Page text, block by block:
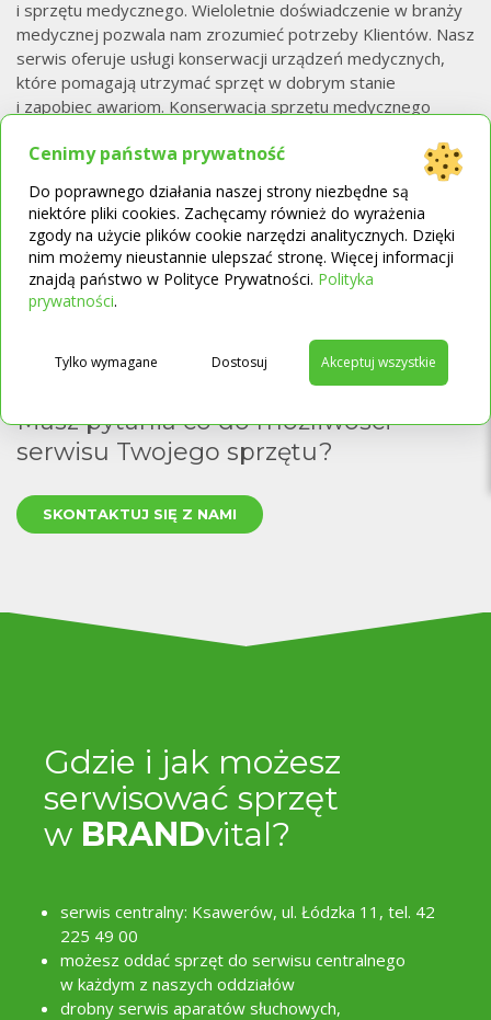
i sprzętu medycznego. Wieloletnie doświadczenie w branży
medycznej pozwala nam zrozumieć potrzeby Klientów. Nasz
serwis oferuje usługi konserwacji urządzeń medycznych,
które pomagają utrzymać sprzęt w dobrym stanie
i zapobiec awariom. Konserwacja sprzętu medycznego
czyszczenie, dezynfekcję, przeglądy techniczne, wymianę
uszczelek i innych części zamiennych. Naprawa sprzętu
medycznego to proces wymagający specjalistycznej wiedzy
i doświadczenia. Kluczowym elementem jest, aby zlecić
ją profesjonalistom, którzy posiadają odpowiednie
kwalifikacje i certyfikaty. Naszym klientom oferujemy
fachowe doradztwo w zakresie wyboru sprzętu
medycznych. Chcesz zlecić serwis urządzeń medycznych?
Skontaktuj się nami.
Masz pytania co do możliwości
serwisu Twojego sprzętu?
SKONTAKTUJ SIĘ Z NAMI
Gdzie i jak możesz
serwisować sprzęt
w BRANDvital?
serwis centralny: Ksawerów, ul. Łódzka 11, tel. 42
225 49 00
możesz oddać sprzęt do serwisu centralnego
w każdym z naszych oddziałów
drobny serwis aparatów słuchowych,
Cenimy państwa prywatność
Do poprawnego działania naszej strony niezbędne są
niektóre pliki cookies. Zachęcamy również do wyrażenia
zgody na użycie plików cookie narzędzi analitycznych. Dzięki
nim możemy nieustannie ulepszać stronę. Więcej informacji
znajdą państwo w Polityce Prywatności. Polityka
prywatności.
Dostosuj
Tylko wymagane Akceptuj wszystkie
To